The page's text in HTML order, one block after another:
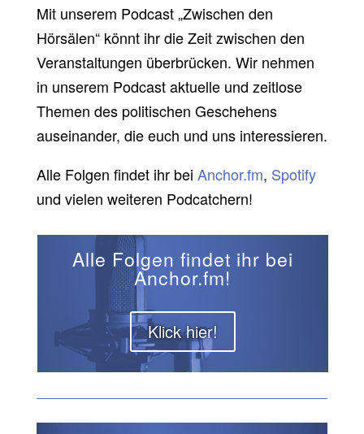
Mit unserem Podcast „Zwischen den
Hörsälen“ könnt ihr die Zeit zwischen den
Veranstaltungen überbrücken. Wir nehmen
in unserem Podcast aktuelle und zeitlose
Themen des politischen Geschehens
auseinander, die euch und uns interessieren.
Alle Folgen findet ihr bei Anchor.fm, Spotify
und vielen weiteren Podcatchern!
Alle Folgen findet ihr bei
Anchor.fm!
Klick hier!